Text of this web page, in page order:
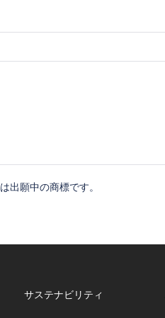
出願中の商標です。
サステナビリティ